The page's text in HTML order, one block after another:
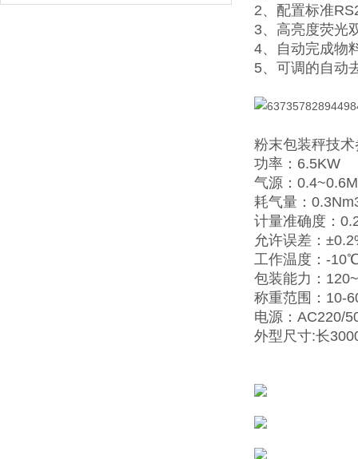
2、配置标准
3、高亮度荧光
4、自动完成物
5、可调的自动
粉末包装秤技
功率：6.5KW
气源：
耗气量：
计量准确度：
允许误差：
工作温度：-
包装能力：
称重范围：10-
电源：AC220/
外型尺寸:长